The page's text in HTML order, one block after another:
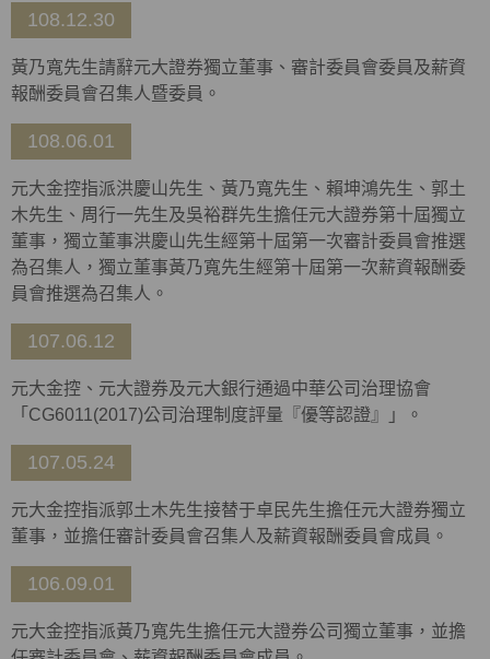
108.12.30
黃乃寬先生請辭元大證券獨立董事、審計委員會委員及薪資
報酬委員會召集人暨委員。
108.06.01
元大金控指派洪慶山先生、黃乃寬先生、賴坤鴻先生、郭土
木先生、周行一先生及吳裕群先生擔任元大證券第十屆獨立
董事，獨立董事洪慶山先生經第十屆第一次審計委員會推選
為召集人，獨立董事黃乃寬先生經第十屆第一次薪資報酬委
員會推選為召集人。
107.06.12
元大金控、元大證券及元大銀行通過中華公司治理協會
「CG6011(2017)公司治理制度評量『優等認證』」。
107.05.24
元大金控指派郭土木先生接替于卓民先生擔任元大證券獨立
董事，並擔任審計委員會召集人及薪資報酬委員會成員。
106.09.01
元大金控指派黃乃寬先生擔任元大證券公司獨立董事，並擔